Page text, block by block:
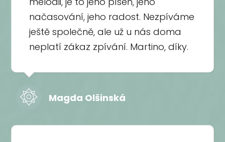
načasování, jeho radost. Nezpíváme
ještě společně, ale už u nás doma
neplatí zákaz zpívání. Martino, díky.
Magda Olšinská